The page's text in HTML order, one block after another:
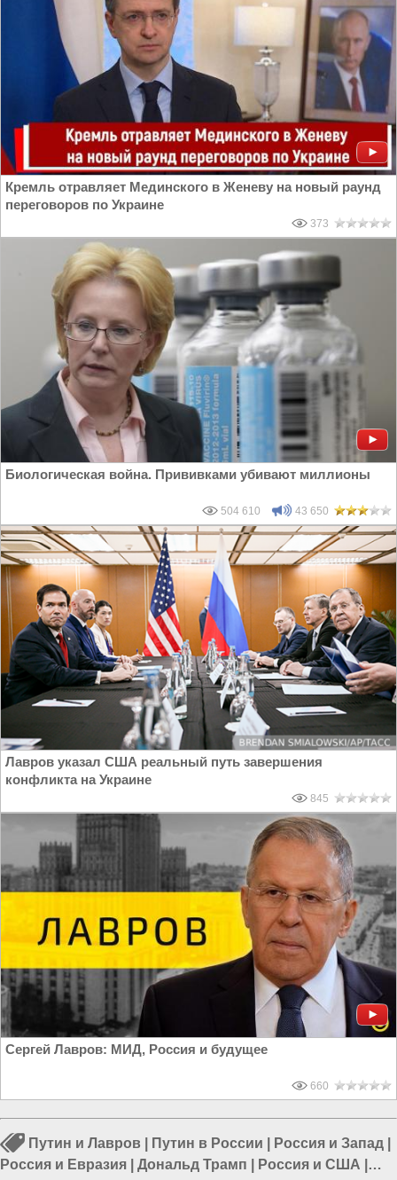
Кремль отравляет Мединского в Женеву на новый раунд
переговоров по Украине
373
Биологическая война. Прививками убивают миллионы
504 610 43 650
Лавров указал США реальный путь завершения
конфликта на Украине
845
Сергей Лавров: МИД, Россия и будущее
660
Путин и Лавров Путин в России Россия и Запад
Россия и Евразия
Дональд Трамп Россия и США